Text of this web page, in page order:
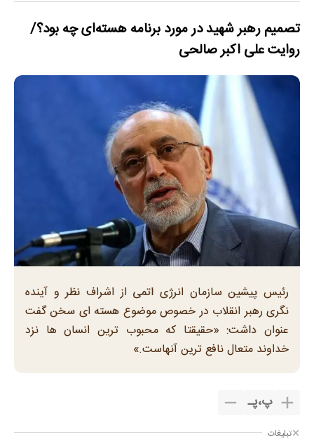
تصمیم رهبر شهید در مورد برنامه هسته‌ای چه بود؟/
روایت علی اکبر صالحی
رئیس پیشین سازمان انرژی اتمی از اشراف نظر و آینده
نگری رهبر انقلاب در خصوص موضوع هسته ای سخن گفت
عنوان داشت: «حقیقتا که محبوب ترین انسان ها نزد
خداوند متعال نافع ترین آنهاست.»
پ،پـ
تبلیغات